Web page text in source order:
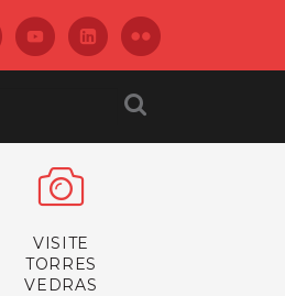
VISITE
TORRES
VEDRAS